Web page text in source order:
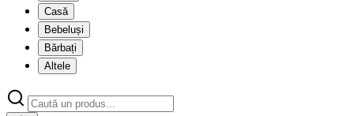
Casă
Bebeluși
Bărbați
Altele